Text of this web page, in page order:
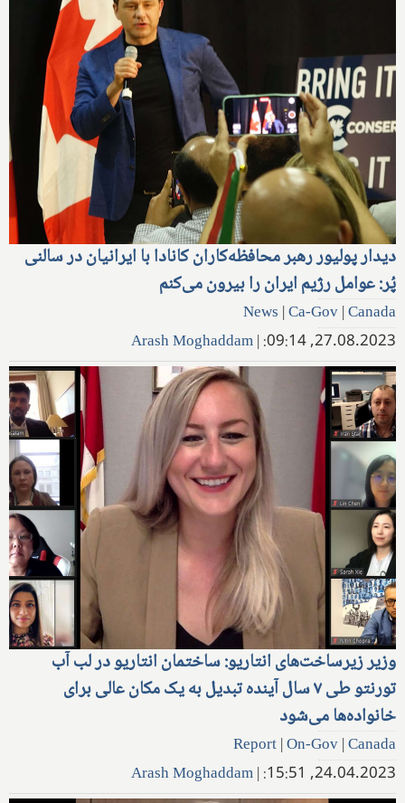
دیدار پولیور رهبر محافظه‌کاران کانادا با ایرانیان در سالنی
پُر: عوامل رژیم ایران را بیرون می‌کنم
News |Ca-Gov|Canada
27.08.2023, 09:14:
|
Arash Moghaddam
وزیر زیرساخت‌های انتاریو: ساختمان انتاریو در لب آب
تورنتو طی ۷ سال آینده تبدیل به یک مکان عالی برای
خانواده‌ها می‌شود
Report|On-Gov|Canada
24.04.2023, 15:51:
|
Arash Moghaddam